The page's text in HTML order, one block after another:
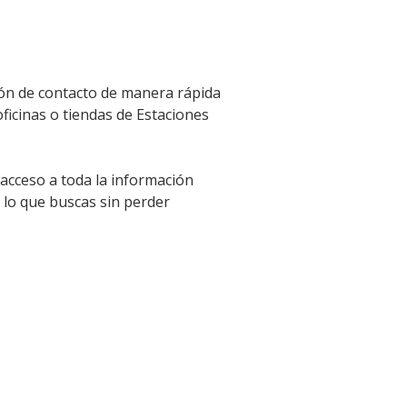
de contacto de manera rápida
o tiendas de Estaciones
a toda la información
que buscas sin perder